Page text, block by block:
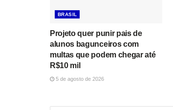
BRASIL
Projeto quer punir pais de
alunos bagunceiros com
multas que podem chegar até
R$10 mil
5 de agosto de 2026